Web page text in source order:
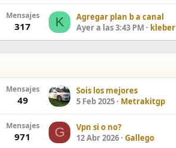
Mensajes
317 K
Agregar plan b a canal
Ayer a las 3:43 PM
kleber
Mensajes
49
Sois los mejores
5 Feb 2025
Metrakitgp
Mensajes
971 G
Vpn si o no?
12 Abr 2026 Gallego